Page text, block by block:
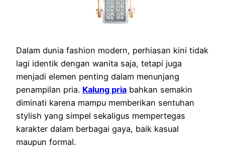
Dalam dunia fashion modern, perhiasan kini tidak
lagi identik dengan wanita saja, tetapi juga
menjadi elemen penting dalam menunjang
penampilan pria. Kalung pria bahkan semakin
diminati karena mampu memberikan sentuhan
stylish yang simpel sekaligus mempertegas
karakter dalam berbagai gaya, baik kasual
maupun formal.